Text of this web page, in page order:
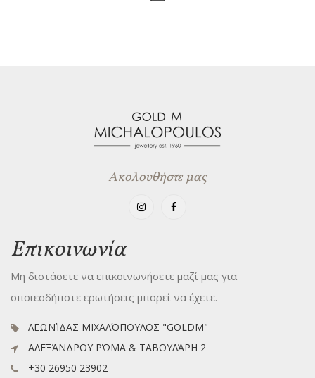
Ακολουθήστε μας
Επικοινωνία
Μη διστάσετε να επικοινωνήσετε μαζί μας για
οποιεσδήποτε ερωτήσεις μπορεί να έχετε.
ΛΕΩΝΊΔΑΣ ΜΙΧΑΛΌΠΟΥΛΟΣ "GOLDM"
ΑΛΕΞΆΝΔΡΟΥ ΡΏΜΑ & ΤΑΒΟΥΛΆΡΗ 2
+30 26950 23902